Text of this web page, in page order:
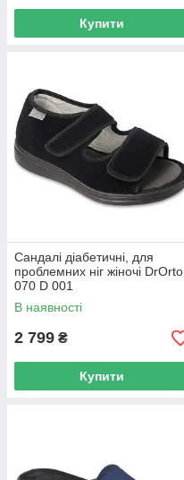
Купити
Сандалі діабетичні, для
проблемних ніг жіночі DrOrto
070 D 001
В наявності
2 799 ₴
Купити